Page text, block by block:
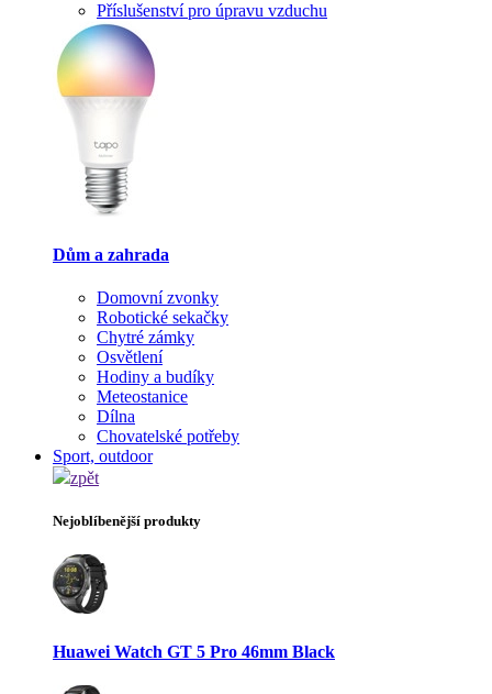
Příslušenství pro úpravu vzduchu
Dům a zahrada
Domovní zvonky
Robotické sekačky
Chytré zámky
Osvětlení
Hodiny a budíky
Meteostanice
Dílna
Chovatelské potřeby
Sport, outdoor
zpět
Nejoblíbenější produkty
Huawei Watch GT 5 Pro 46mm Black